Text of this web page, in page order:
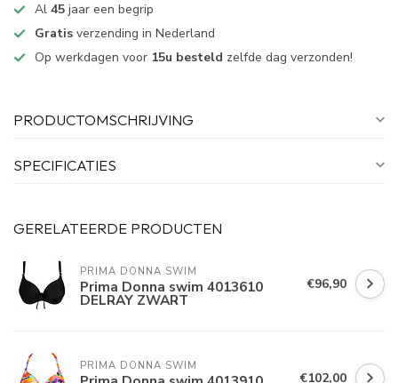
Al 45 jaar een begrip
Gratis verzending in Nederland
Op werkdagen voor 15u besteld zelfde dag verzonden!
PRODUCTOMSCHRIJVING
SPECIFICATIES
GERELATEERDE PRODUCTEN
PRIMA DONNA SWIM
Prima Donna swim 4013610
DELRAY ZWART
€96,90
PRIMA DONNA SWIM
€102,00